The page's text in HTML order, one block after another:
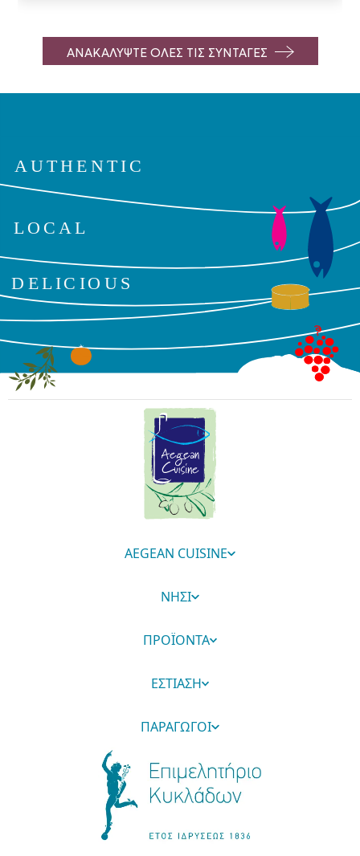
ΑΝΑΚΑΛΥΨΤΕ ΟΛΕΣ ΤΙΣ ΣΥΝΤΑΓΕΣ
AEGEAN CUISINE
ΝΗΣΙ
ΠΡΟΪΟΝΤΑ
ΕΣΤΙΑΣΗ
ΠΑΡΑΓΩΓΟΙ